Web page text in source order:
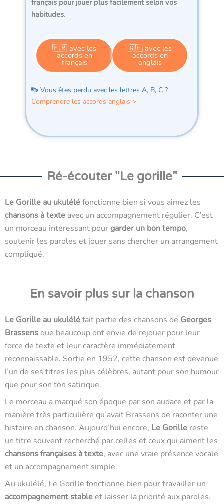
français pour jouer plus facilement selon vos
habitudes.
🇫🇷 avec les
accords en
français
🇬🇧 avec les
accords en
anglais
🔤 Vous êtes perdu avec les lettres A, B, C ?
Comprendre les accords anglais >
Le Gorille au ukuléléfonctionne bien si vous aimez les
chansons à texte avec un accompagnement régulier. C’est
un morceau intéressant pourgarder un bon tempo,
soutenir les paroles et jouer sans chercher un arrangement
compliqué.
Ré-écouter "Le gorille"
Le Gorille au ukuléléfait partie des chansons de Georges
Brassensque beaucoup ont envie de rejouer pour leur
force de texte et leur caractère immédiatement
reconnaissable. Sortie en 1952, cette chanson est devenue
l’un de ses titres les plus célèbres, autant pour son humour
que pour son ton satirique.
Le morceau a marqué son époque par son audace et par la
manière très particulière qu’avait Brassens de raconter une
histoire en chanson. Aujourd’hui encore, Le Gorille reste
un titre souvent recherché par celles et ceux qui aiment les
chansons françaises à texte, avec une vraie présence vocale
et un accompagnement simple.
Au ukulélé, Le Gorille fonctionne bien pour travailler un
accompagnement stableet laisser la priorité aux paroles.
En savoir plus sur la chanson